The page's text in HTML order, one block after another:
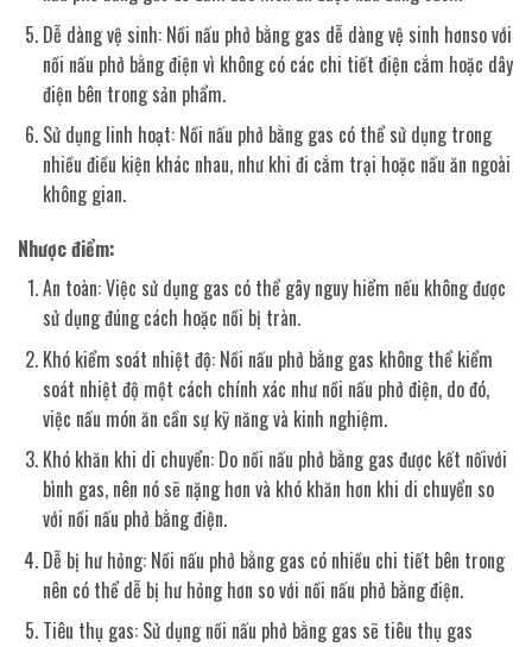
Dễ dàng vệ sinh: Nồi nấu phở bằng gas dễ dàng vệ sinh hơnso với
nồi nấu phở bằng điện vì không có các chi tiết điện cắm hoặc dây
điện bên trong sản phẩm.
Sử dụng linh hoạt: Nồi nấu phở bằng gas có thể sử dụng trong
nhiều điều kiện khác nhau, như khi đi cắm trại hoặc nấu ăn ngoài
không gian.
Nhược điểm:
An toàn: Việc sử dụng gas có thể gây nguy hiểm nếu không được
sử dụng đúng cách hoặc nồi bị tràn.
Khó kiểm soát nhiệt độ: Nồi nấu phở bằng gas không thể kiểm
soát nhiệt độ một cách chính xác như nồi nấu phở điện, do đó,
việc nấu món ăn cần sự kỹ năng và kinh nghiệm.
Khó khăn khi di chuyển: Do nồi nấu phở bằng gas được kết nốivới
bình gas, nên nó sẽ nặng hơn và khó khăn hơn khi di chuyển so
với nồi nấu phở bằng điện.
Dễ bị hư hỏng: Nồi nấu phở bằng gas có nhiều chi tiết bên trong
nên có thể dễ bị hư hỏng hơn so với nồi nấu phở bằng điện.
Tiêu thụ gas: Sử dụng nồi nấu phở bằng gas sẽ tiêu thụ gas